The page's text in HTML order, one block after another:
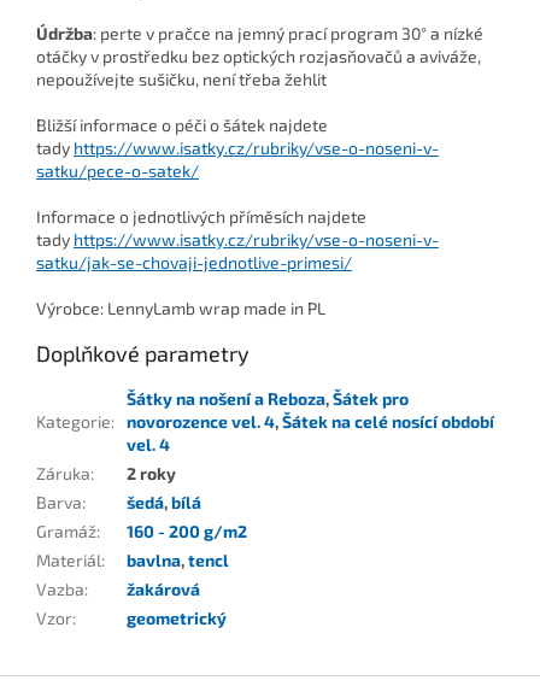
Údržba: perte v pračce na jemný prací program 30° a nízké
otáčky v prostředku bez optických rozjasňovačů a aviváže,
nepoužívejte sušičku, není třeba žehlit
Bližší informace o péči o šátek najdete
tady https://www.isatky.cz/rubriky/vse-o-noseni-v-
satku/pece-o-satek/
Informace o jednotlivých příměsích najdete
tady https://www.isatky.cz/rubriky/vse-o-noseni-v-
satku/jak-se-chovaji-jednotlive-primesi/
Výrobce: LennyLamb wrap made in PL
Doplňkové parametry
Kategorie:
Šátky na nošení a Reboza,Šátek pro
novorozence vel. 4,Šátek na celé nosící období
vel. 4
Záruka:
2 roky
Barva: šedá,bílá
Gramáž:
160 - 200 g/m2
Materiál: bavlna,tencl
Vazba:
žakárová
Vzor: geometrický